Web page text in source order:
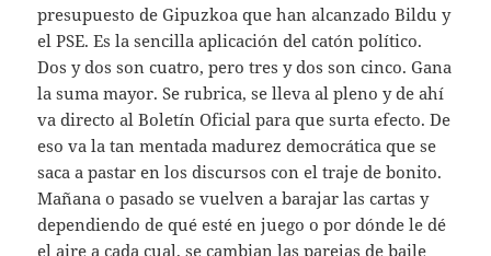
presupuesto de Gipuzkoa que han alcanzado Bildu y
el PSE. Es la sencilla aplicación del catón político.
Dos y dos son cuatro, pero tres y dos son cinco. Gana
la suma mayor. Se rubrica, se lleva al pleno y de ahí
va directo al Boletín Oficial para que surta efecto. De
eso va la tan mentada madurez democrática que se
saca a pastar en los discursos con el traje de bonito.
Mañana o pasado se vuelven a barajar las cartas y
dependiendo de qué esté en juego o por dónde le dé
el aire a cada cual, se cambian las parejas de baile